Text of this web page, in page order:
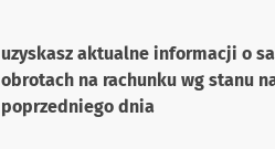
uzyskasz aktualne informacji o
obrotach na rachunku wg stanu
poprzedniego dnia